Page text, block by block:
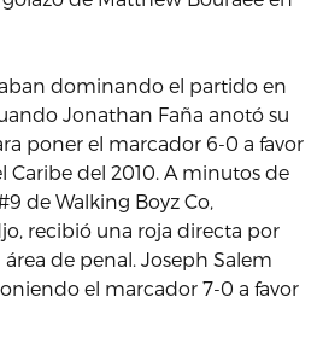
dominando el partido en
Jonathan Faña anotó su
poner el marcador 6-0 a favor
Caribe del 2010. A minutos de
de Walking Boyz Co,
recibió una roja directa por
de penal. Joseph Salem
el marcador 7-0 a favor